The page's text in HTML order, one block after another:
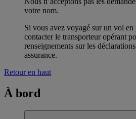
votre nom.
Si vous avez voyagé sur un vol
contacter le transporteur opérant
renseignements sur les
assurance.
Retour en haut
À bord